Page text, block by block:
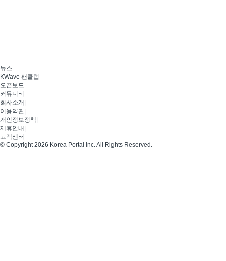
뉴스
KWave 팬클럽
오픈보드
커뮤니티
회사소개
이용약관
개인정보정책
제휴안내
고객센터
© Copyright 2026 Korea Portal Inc. All Rights Reserved.